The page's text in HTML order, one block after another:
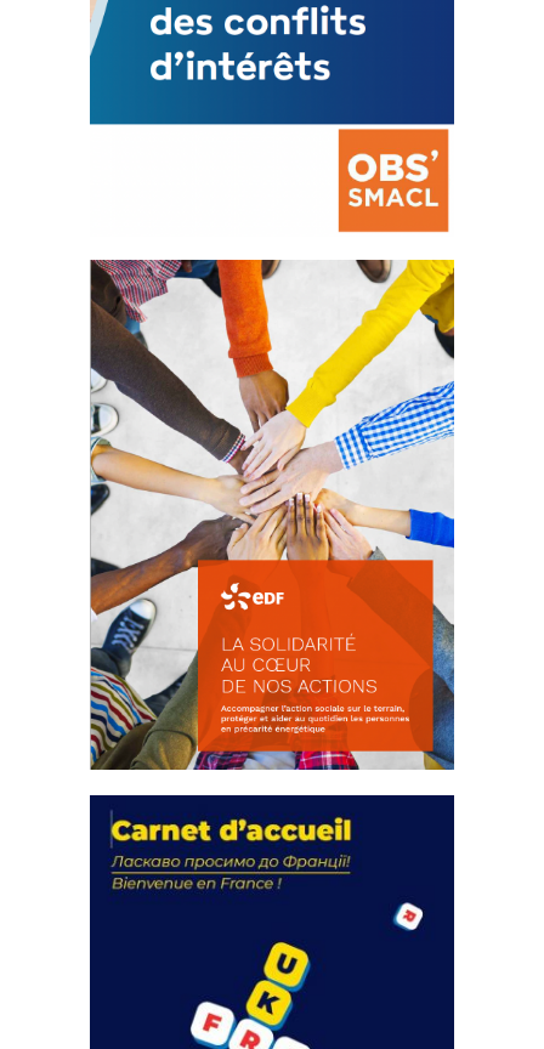
La prévention des conflits
d’intérêts
18 septembre 2023
FEUILLETER
actions
18 septembre 2023
FEUILLETER